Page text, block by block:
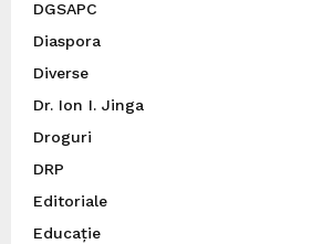
DGSAPC
Diaspora
Diverse
Dr. Ion I. Jinga
Droguri
DRP
Editoriale
Educație